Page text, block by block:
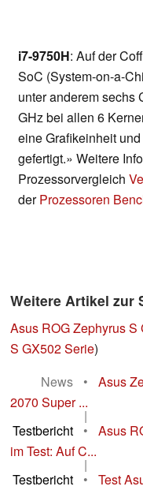
i7-9750H: Auf der
SoC (System-on-a-
unter anderem sechs
GHz bei allen 6
eine Grafikeinheit
gefertigt.» Weitere
Prozessorvergleich
derProzessoren
Weitere Artikel zur
Asus ROG Zephyrus S
S GX502 Serie)
News
•
Asus
2070 Super ...
|
Testbericht
•
Asus
im Test: Auf C...
|
Testbericht
•
Test